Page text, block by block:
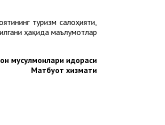
туризм салоҳияти,
ҳақида маълумотлар
мусулмонлари идораси
Матбуот хизмати